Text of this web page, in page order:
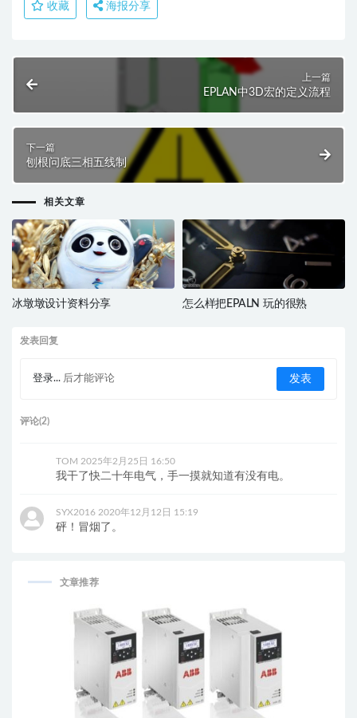
收藏 海报分享
上一篇
EPLAN中3D宏的定义流程
下一篇
刨根问底三相五线制
相关文章
冰墩墩设计资料分享 怎么样把EPALN 玩的很熟
发表回复
登录... 后才能评论
评论(2)
TOM 2025年2月25日 16:50
我干了快二十年电气，手一摸就知道有没有电。
SYX2016 2020年12月12日 15:19
砰！冒烟了。
文章推荐